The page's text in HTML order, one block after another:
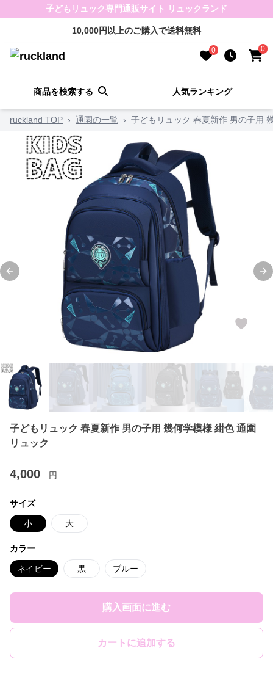
子どもリュック専門通販サイト リュックランド
10,000円以上のご購入で送料無料
0 0
商品を検索する 人気ランキング
ruckland TOP › 通園の一覧 › 子どもリュック 春夏新作 男の子用
Previous slide
子どもリュック 春夏新作 男の子用 幾何学模様 紺色 通園
リュック
4,000 円
サイズ
小 大
カラー
ネイビー 黒 ブルー
購入画面に進む
カートに追加する